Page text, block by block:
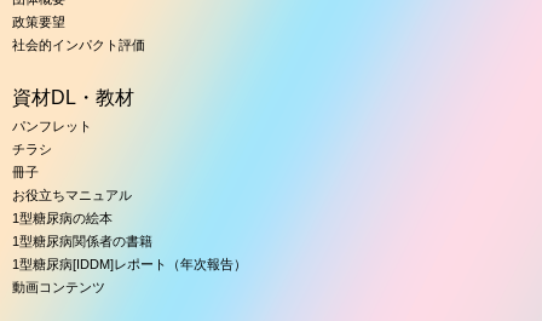
政策要望
社会的インパクト評価
資材DL・教材
パンフレット
チラシ
冊子
お役立ちマニュアル
1型糖尿病の絵本
1型糖尿病関係者の書籍
1型糖尿病[IDDM]レポート（年次報告）
動画コンテンツ